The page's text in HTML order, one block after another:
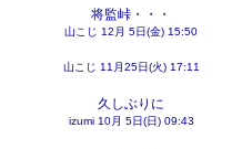
将監峠・・・
山こじ 12月 5日(金) 15:50
山こじ 11月25日(火) 17:11
久しぶりに
izumi 10月 5日(日) 09:43